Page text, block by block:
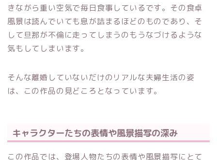
きながら重い空気で毎日食事しているです。その食卓
風景は読んでいても息が詰まるほどのものであり、そ
して旦那が不倫に走ってしまうのもうなづけるような
気もしてしまいます。
そんな離婚していないだけのリアルな夫婦生活の姿
は、この作品の見どころとなっています。
キャラクターたちの表情や風景描写の深み
この作品では、登場人物たちの表情や風景描写にとて